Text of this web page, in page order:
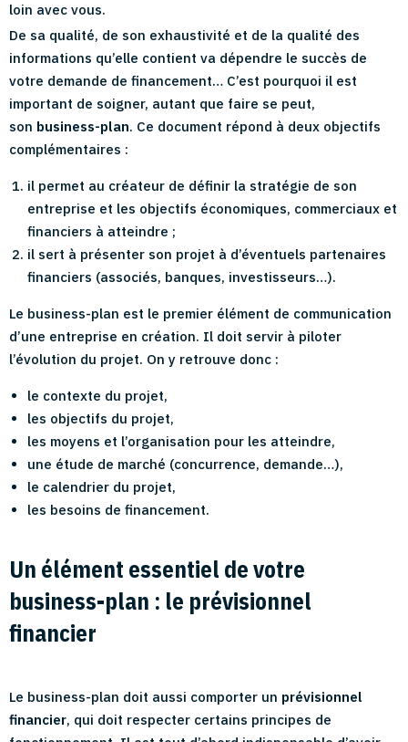
loin avec vous.
De sa qualité, de son exhaustivité et de la qualité des
informations qu’elle contient va dépendre le succès de
votre demande de financement… C’est pourquoi il est
important de soigner, autant que faire se peut,
son business-plan. Ce document répond à deux objectifs
complémentaires :
il permet au créateur de définir la stratégie de son
entreprise et les objectifs économiques, commerciaux et
financiers à atteindre ;
il sert à présenter son projet à d’éventuels partenaires
financiers (associés, banques, investisseurs…).
Le business-plan est le premier élément de communication
d’une entreprise en création. Il doit servir à piloter
l’évolution du projet. On y retrouve donc :
le contexte du projet,
les objectifs du projet,
les moyens et l’organisation pour les atteindre,
une étude de marché (concurrence, demande…),
le calendrier du projet,
les besoins de financement.
Un élément essentiel de votre
business-plan : le prévisionnel
financier
Le business-plan doit aussi comporter un prévisionnel
financier, qui doit respecter certains principes de